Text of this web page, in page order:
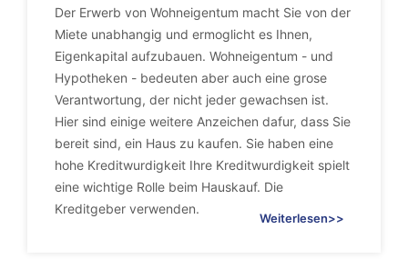
Der Erwerb von Wohneigentum macht Sie von der
Miete unabhangig und ermoglicht es Ihnen,
Eigenkapital aufzubauen. Wohneigentum - und
Hypotheken - bedeuten aber auch eine grose
Verantwortung, der nicht jeder gewachsen ist.
Hier sind einige weitere Anzeichen dafur, dass Sie
bereit sind, ein Haus zu kaufen. Sie haben eine
hohe Kreditwurdigkeit Ihre Kreditwurdigkeit spielt
eine wichtige Rolle beim Hauskauf. Die
Kreditgeber verwenden.
Weiterlesen>>